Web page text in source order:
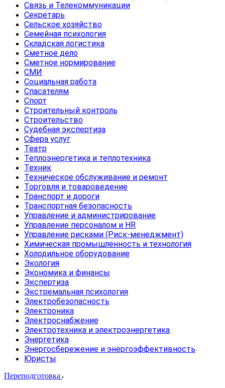
Связь и Телекоммуникации
Секретарь
Сельское хозяйство
Семейная психология
Складская логистика
Сметное дело
Сметное нормирование
СМИ
Социальная работа
Спасателям
Спорт
Строительный контроль
Строительство
Судебная экспертиза
Сфера услуг
Театр
Теплоэнергетика и теплотехника
Техник
Техническое обслуживание и ремонт
Торговля и товароведение
Транспорт и дороги
Транспортная безопасность
Управление и администрирование
Управление персоналом и HR
Управление рисками (Риск-менеджмент)
Химическая промышленность и технология
Холодильное оборудование
Экология
Экономика и финансы
Экспертиза
Экстремальная психология
Электробезопасность
Электроника
Электроснабжение
Электротехника и электроэнергетика
Энергетика
Энергосбережение и энергоэффективность
Юристы
Переподготовка